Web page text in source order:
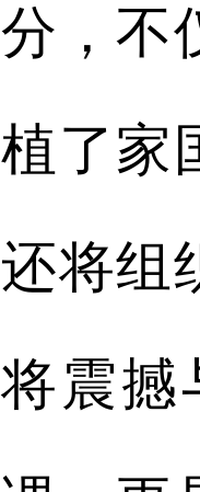
分，不
植了家
还将组
将震撼